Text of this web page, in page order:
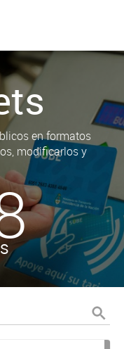
en formatos
modificarlos y